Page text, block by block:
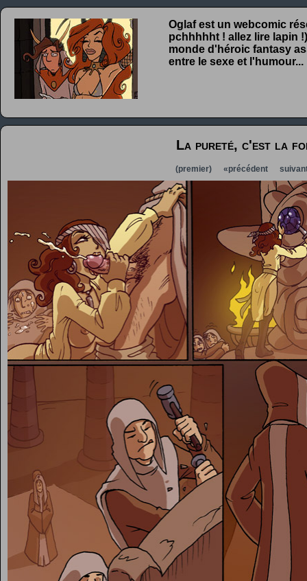
Oglaf est un webcomic
pchhhhht ! allez lire lapin
monde d'héroic fantasy
entre le sexe et l'humour...
La pureté, c'est la
(premier) «précédent